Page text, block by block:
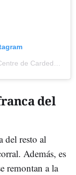
del
del resto al
Además, es
remontan a la